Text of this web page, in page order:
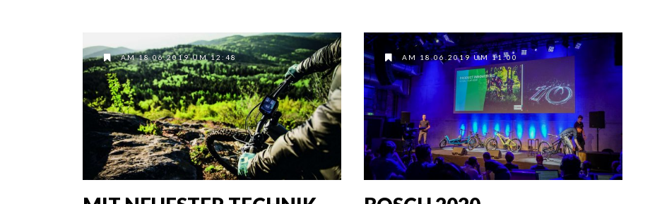
AM 18.06.2019 UM 12:48 AM 18.06.2019 UM 11:00